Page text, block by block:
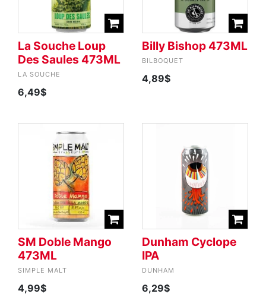
La Souche Loup
Des Saules 473ML
LA SOUCHE
6,49$
Billy Bishop 473ML
BILBOQUET
4,89$
SM Doble Mango
473ML
SIMPLE MALT
4,99$
Dunham Cyclope
IPA
DUNHAM
6,29$